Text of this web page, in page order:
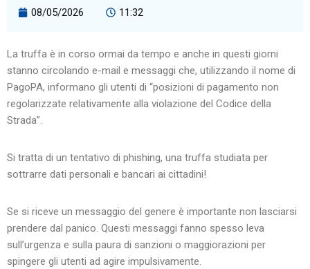
08/05/2026 11:32
La truffa è in corso ormai da tempo e anche in questi giorni
stanno circolando e-mail e messaggi che, utilizzando il nome di
PagoPA, informano gli utenti di “posizioni di pagamento non
regolarizzate relativamente alla violazione del Codice della
Strada”.
Si tratta di un tentativo di phishing, una truffa studiata per
sottrarre dati personali e bancari ai cittadini!
Se si riceve un messaggio del genere è importante non lasciarsi
prendere dal panico. Questi messaggi fanno spesso leva
sull’urgenza e sulla paura di sanzioni o maggiorazioni per
spingere gli utenti ad agire impulsivamente.